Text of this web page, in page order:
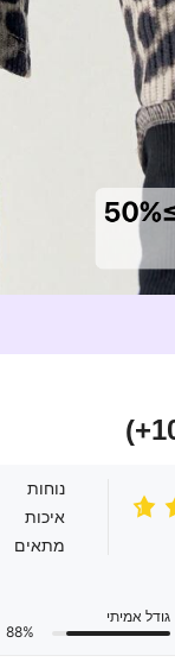
נוחות
איכות
מתאים
גודל אמיתי
88%